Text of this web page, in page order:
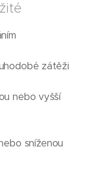
zátěži
nebo vyšší
sníženou